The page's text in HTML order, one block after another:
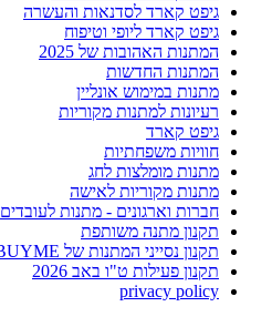
גיפט קארד לסדנאות והעשרה
גיפט קארד ליופי וטיפוח
המתנות האהובות של 2025
המתנות החדשות
מתנות במימוש אונליין
רעיונות למתנות מקוריות
גיפט קארד
חוויות משפחתיות
מתנות מומלצות לחג
מתנות מקוריות לאישה
חברות וארגונים - מתנות לעובדים
תקנון מתנה משותפת
תקנון נסייני המתנות של BUYME
תקנון פעילות ט"ו באב 2026
privacy policy